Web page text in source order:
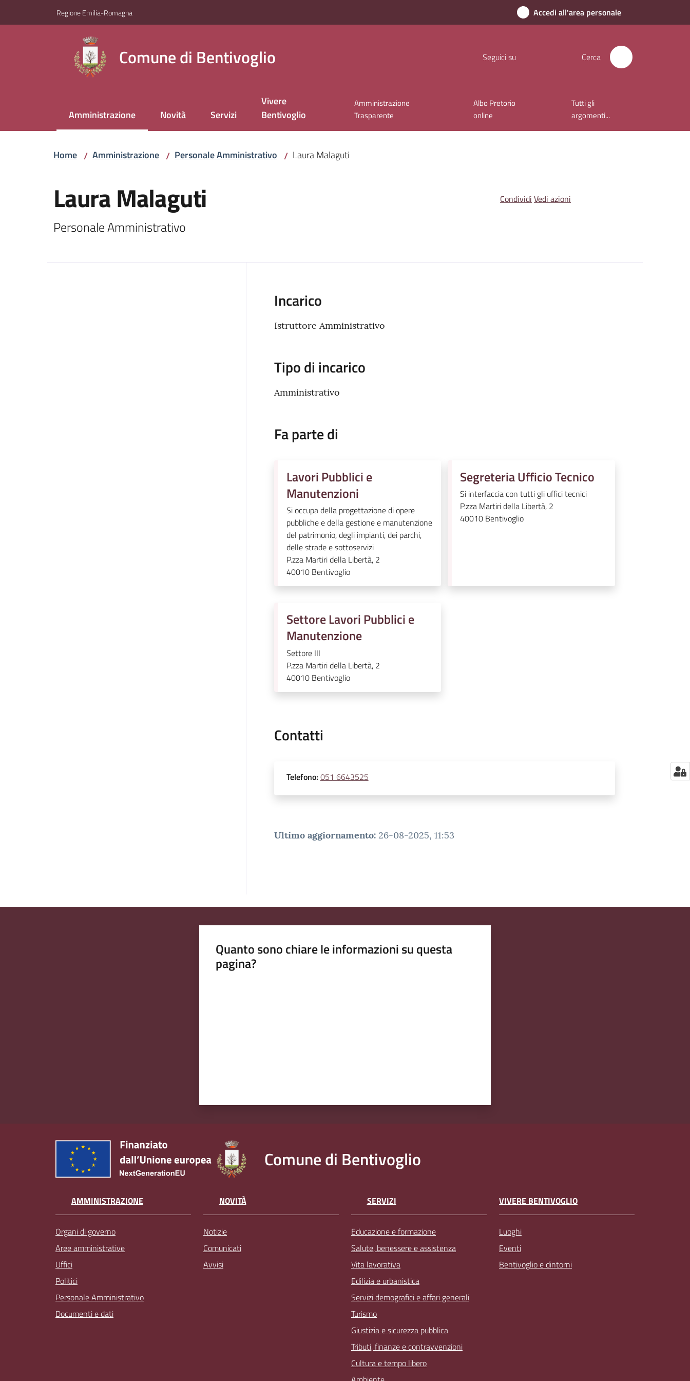
Regione Emilia-Romagna Accedi all'area personale
Comune di Bentivoglio Seguici su Cerca
Amministrazione
Menu selezionato Novità Servizi
Vivere
Bentivoglio
Amministrazione
Trasparente
Albo Pretorio
online
Tutti gli
argomenti...
Home / Amministrazione / Personale Amministrativo / Laura Malaguti
Laura Malaguti
Personale Amministrativo
Condividi Vedi azioni
Incarico
Istruttore Amministrativo
Tipo di incarico
Amministrativo
Fa parte di
Lavori Pubblici e
Manutenzioni
Si occupa della progettazione di opere
pubbliche e della gestione e manutenzione
del patrimonio, degli impianti, dei parchi,
delle strade e sottoservizi
P.zza Martiri della Libertà, 2
40010 Bentivoglio
Segreteria Ufficio Tecnico
Si interfaccia con tutti gli uffici tecnici
P.zza Martiri della Libertà, 2
40010 Bentivoglio
Settore Lavori Pubblici e
Manutenzione
Settore III
P.zza Martiri della Libertà, 2
40010 Bentivoglio
Contatti
Telefono: 051 6643525
Ultimo aggiornamento: 26-08-2025, 11:53
Quanto sono chiare le informazioni su questa
pagina?
Comune di Bentivoglio
AMMINISTRAZIONE
Organi di governo
Aree amministrative
Uffici
Politici
Personale Amministrativo
Documenti e dati
NOVITÀ
Notizie
Comunicati
Avvisi
SERVIZI
Educazione e formazione
Salute, benessere e assistenza
Vita lavorativa
Edilizia e urbanistica
Servizi demografici e affari generali
Turismo
Giustizia e sicurezza pubblica
Tributi, finanze e contravvenzioni
Cultura e tempo libero
VIVERE BENTIVOGLIO
Luoghi
Eventi
Bentivoglio e dintorni